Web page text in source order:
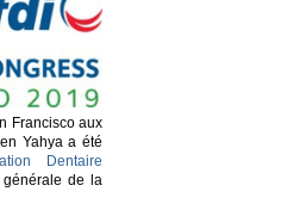
Francisco aux
Yahya a été
Dentaire
générale de la